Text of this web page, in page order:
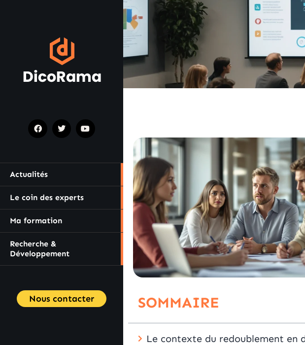
Actualités
Le coin des experts
Ma formation
Recherche &
Développement
Nous contacter SOMMAIRE
Le contexte du redoublement en